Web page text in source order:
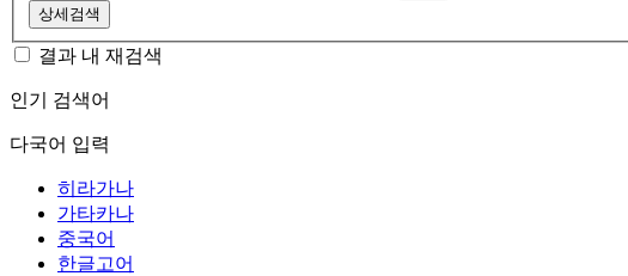
상세검색
결과 내 재검색
인기 검색어
다국어 입력
히라가나
가타카나
중국어
한글고어